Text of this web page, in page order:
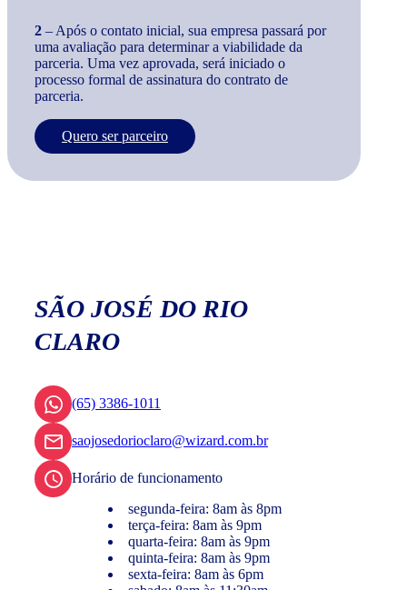
2 – Após o contato inicial, sua empresa passará por
uma avaliação para determinar a viabilidade da
parceria. Uma vez aprovada, será iniciado o
processo formal de assinatura do contrato de
parceria.
Quero ser parceiro
SÃO JOSÉ DO RIO
CLARO
(65) 3386-1011
saojosedorioclaro@wizard.com.br
Horário de funcionamento
segunda-feira: 8am às 8pm
terça-feira: 8am às 9pm
quarta-feira: 8am às 9pm
quinta-feira: 8am às 9pm
sexta-feira: 8am às 6pm